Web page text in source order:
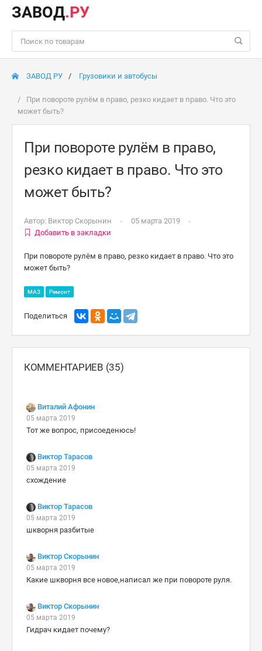
ЗАВОД.РУ
ЗАВОД РУ Грузовики и автобусы
При повороте рулём в право, резко кидает в право. Что это
может быть?
При повороте рулём в право,
резко кидает в право. Что это
может быть?
Автор: Виктор Скорынин
05 марта 2019
Добавить в закладки
При повороте рулём в право, резко кидает в право. Что это
может быть?
МАЗ Ремонт
Поделиться
КОММЕНТАРИЕВ (35)
Виталий Афонин
05 марта 2019
Тот же вопрос, присоеденюсь!
Виктор Тарасов
05 марта 2019
схождение
Виктор Тарасов
05 марта 2019
шкворня разбитые
Виктор Скорынин
05 марта 2019
Какие шкворня все новое,написал же при повороте руля.
Виктор Скорынин
05 марта 2019
Гидрач кидает почему?